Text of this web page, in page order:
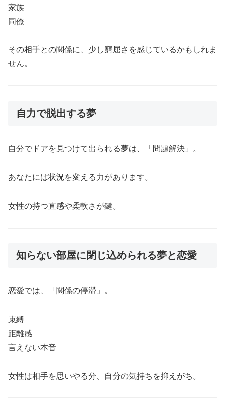
家族
同僚
その相手との関係に、少し窮屈さを感じているかもしれま
せん。
自力で脱出する夢
自分でドアを見つけて出られる夢は、「問題解決」。
あなたには状況を変える力があります。
女性の持つ直感や柔軟さが鍵。
知らない部屋に閉じ込められる夢と恋愛
恋愛では、「関係の停滞」。
束縛
距離感
言えない本音
女性は相手を思いやる分、自分の気持ちを抑えがち。